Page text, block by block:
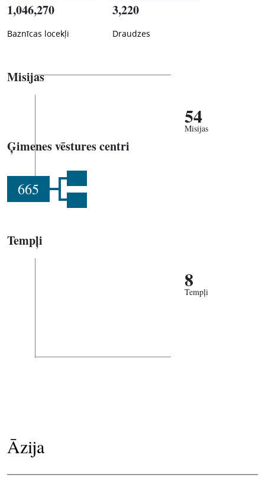
1,046,270
Baznīcas locekļi
3,220
Draudzes
Misijas
54
Misijas
Ģimenes vēstures centri
665
Tempļi
8
Tempļi
Āzija